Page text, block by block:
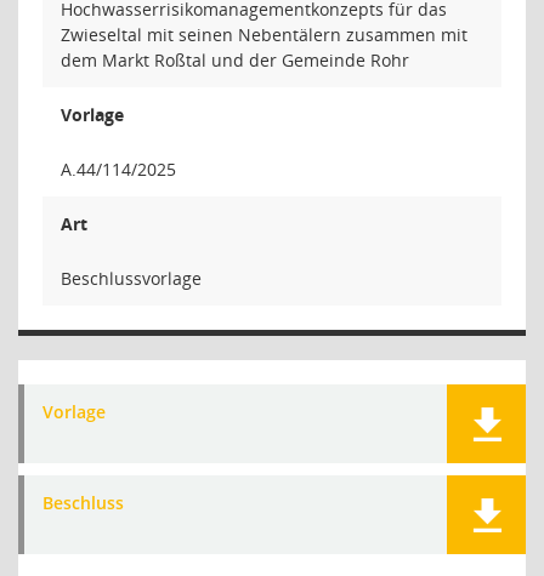
Hochwasserrisikomanagementkonzepts für das
Zwieseltal mit seinen Nebentälern zusammen mit
dem Markt Roßtal und der Gemeinde Rohr
Vorlage
A.44/114/2025
Art
Beschlussvorlage
Vorlage
Beschluss